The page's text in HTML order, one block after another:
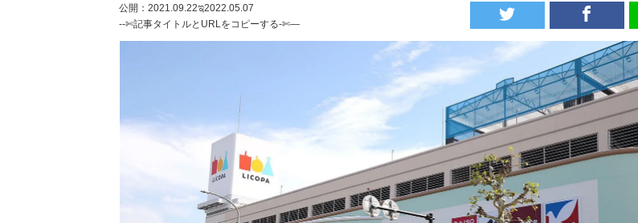
公開：2021.09.22ಇ2022.05.07
--✄記事タイトルとURLをコピーする-✄—